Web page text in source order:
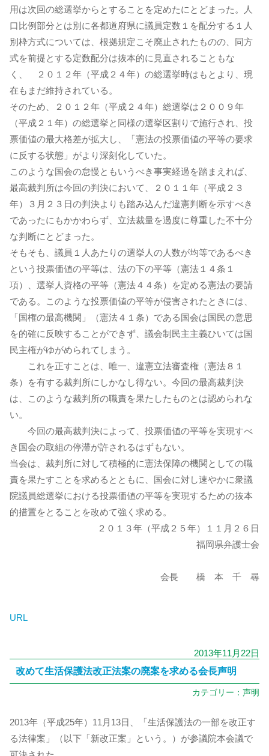
用は次回の総選挙からとすることを定めたにとどまった。人
口比例部分とは別に各都道府県に議員定数１を配分する１人
別枠方式については、根拠規定こそ廃止されたものの、同方
式を前提とする定数配分は抜本的に見直されることもな
く、 ２０１２年（平成２４年）の総選挙時はもとより、現
在もまだ維持されている。
そのため、２０１２年（平成２４年）総選挙は２００９年
（平成２１年）の総選挙と同様の選挙区割りで施行され、投
票価値の最大格差が拡大し、「憲法の投票価値の平等の要求
に反する状態」がより深刻化していた。
このような国会の怠慢ともいうべき事実経過を踏まえれば、
最高裁判所は今回の判決において、２０１１年（平成２３
年）３月２３日の判決よりも踏み込んだ違憲判断を示すべき
であったにもかかわらず、立法裁量を過度に尊重した不十分
な判断にとどまった。
そもそも、議員１人あたりの選挙人の人数が均等であるべき
という投票価値の平等は、法の下の平等（憲法１４条１
項）、選挙人資格の平等（憲法４４条）を定める憲法の要請
である。このような投票価値の平等が侵害されたときには、
「国権の最高機関」（憲法４１条）である国会は国民の意思
を的確に反映することができず、議会制民主主義ひいては国
民主権がゆがめられてしまう。
これを正すことは、唯一、違憲立法審査権（憲法８１
条）を有する裁判所にしかなし得ない。今回の最高裁判決
は、このような裁判所の職責を果たしたものとは認められな
い。
今回の最高裁判決によって、投票価値の平等を実現すべ
き国会の取組の停滞が許されるはずもない。
当会は、裁判所に対して積極的に憲法保障の機関としての職
責を果たすことを求めるとともに、国会に対し速やかに衆議
院議員総選挙における投票価値の平等を実現するための抜本
的措置をとることを改めて強く求める。
２０１３年（平成２５年）１１月２６日
福岡県弁護士会
会長 橋 本 千 尋
URL
2013年11月22日
改めて生活保護法改正法案の廃案を求める会長声明
カテゴリー： 声明
2013年（平成25年）11月13日、「生活保護法の一部を改正す
る法律案」（以下「新改正案」という。）が参議院本会議で